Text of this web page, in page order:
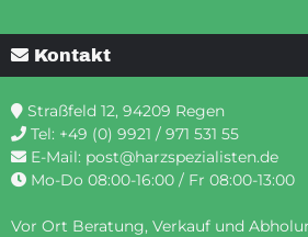
Kontakt
Straßfeld 12, 94209 Regen
Tel: +49 (0) 9921 / 971 531 55
E-Mail: post@harzspezialisten.de
Mo-Do 08:00-16:00 / Fr 08:00-13:00
Vor Ort Beratung, Verkauf und